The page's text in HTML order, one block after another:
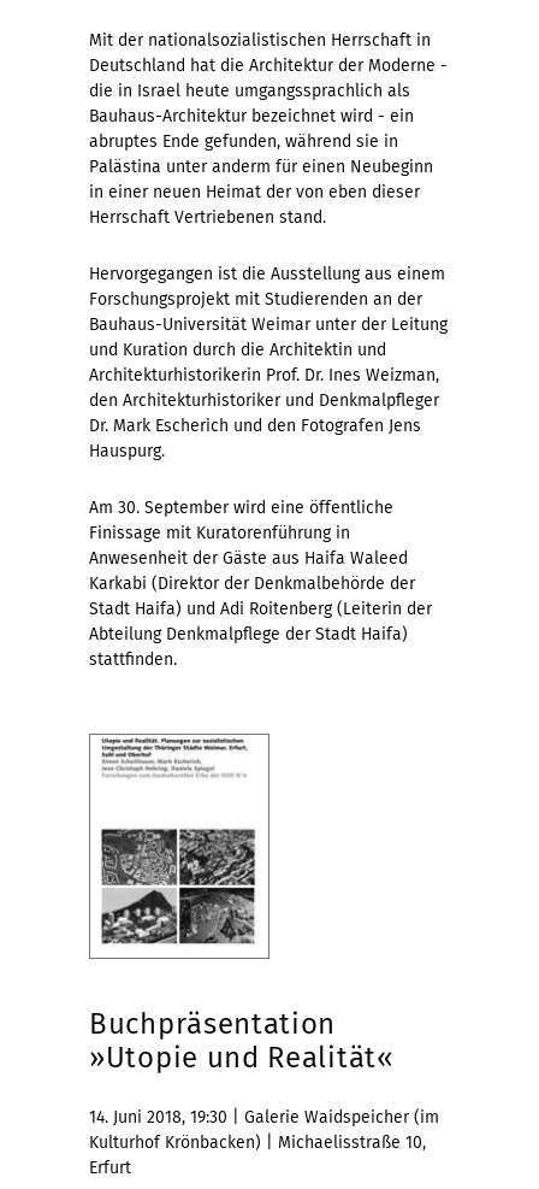
Mit der nationalsozialistischen Herrschaft in
Deutschland hat die Architektur der Moderne -
die in Israel heute umgangssprachlich als
Bauhaus-Architektur bezeichnet wird - ein
abruptes Ende gefunden, während sie in
Palästina unter anderm für einen Neubeginn
in einer neuen Heimat der von eben dieser
Herrschaft Vertriebenen stand.
Hervorgegangen ist die Ausstellung aus einem
Forschungsprojekt mit Studierenden an der
Bauhaus-Universität Weimar unter der Leitung
und Kuration durch die Architektin und
Architekturhistorikerin Prof. Dr. Ines Weizman,
den Architekturhistoriker und Denkmalpfleger
Dr. Mark Escherich und den Fotografen Jens
Hauspurg.
Am 30. September wird eine öffentliche
Finissage mit Kuratorenführung in
Anwesenheit der Gäste aus Haifa Waleed
Karkabi (Direktor der Denkmalbehörde der
Stadt Haifa) und Adi Roitenberg (Leiterin der
Abteilung Denkmalpflege der Stadt Haifa)
stattfinden.
Buchpräsentation
»Utopie und Realität«
14. Juni 2018, 19:30 | Galerie Waidspeicher (im
Kulturhof Krönbacken) | Michaelisstraße 10,
Erfurt